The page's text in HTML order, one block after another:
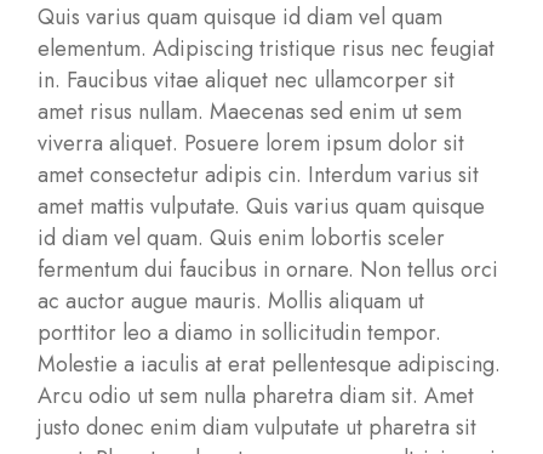
Quis varius quam quisque id diam vel quam
elementum. Adipiscing tristique risus nec feugiat
in. Faucibus vitae aliquet nec ullamcorper sit
amet risus nullam. Maecenas sed enim ut sem
viverra aliquet. Posuere lorem ipsum dolor sit
amet consectetur adipis cin. Interdum varius sit
amet mattis vulputate. Quis varius quam quisque
id diam vel quam. Quis enim lobortis sceler
fermentum dui faucibus in ornare. Non tellus orci
ac auctor augue mauris. Mollis aliquam ut
porttitor leo a diamo in sollicitudin tempor.
Molestie a iaculis at erat pellentesque adipiscing.
Arcu odio ut sem nulla pharetra diam sit. Amet
justo donec enim diam vulputate ut pharetra sit